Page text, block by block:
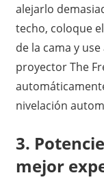
alejarlo
techo, coloque
de la cama y
proyector The
nivelación
3.
mejor